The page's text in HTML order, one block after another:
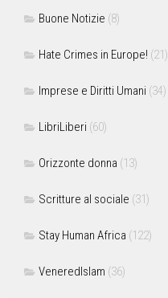
Buone Notizie (8)
Hate Crimes in Europe! (21)
Imprese e Diritti Umani (34)
LibriLiberi (60)
Orizzonte donna (13)
Scritture al sociale (31)
Stay Human Africa (122)
VeneredIslam (36)